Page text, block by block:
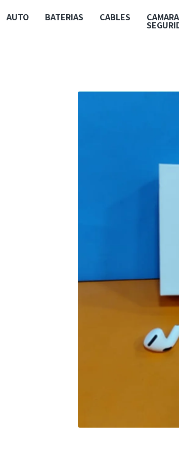
AUTO BATERIAS CABLES